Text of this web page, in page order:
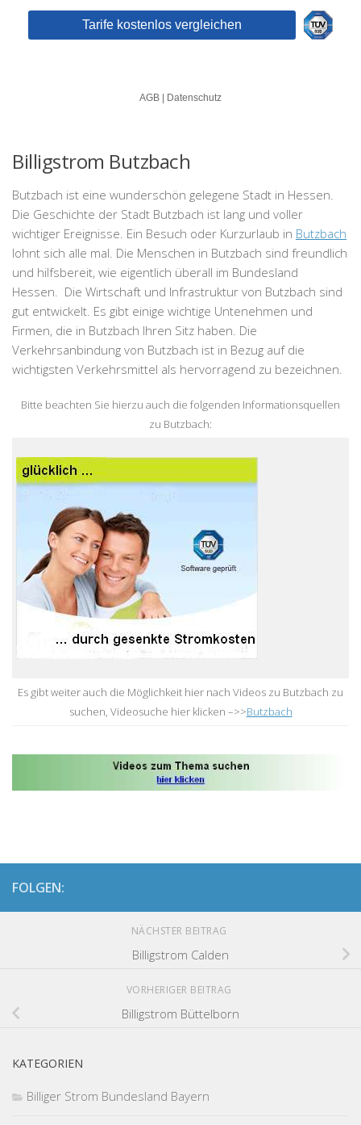
Billigstrom Butzbach
Butzbach ist eine wunderschön gelegene Stadt in Hessen.
Die Geschichte der Stadt Butzbach ist lang und voller
wichtiger Ereignisse. Ein Besuch oder Kurzurlaub in Butzbach
lohnt sich alle mal. Die Menschen in Butzbach sind freundlich
und hilfsbereit, wie eigentlich überall im Bundesland
Hessen. Die Wirtschaft und Infrastruktur von Butzbach sind
gut entwickelt. Es gibt einige wichtige Untenehmen und
Firmen, die in Butzbach Ihren Sitz haben. Die
Verkehrsanbindung von Butzbach ist in Bezug auf die
wichtigsten Verkehrsmittel als hervorragend zu bezeichnen.
Bitte beachten Sie hierzu auch die folgenden Informationsquellen
zu Butzbach:
Es gibt weiter auch die Möglichkeit hier nach Videos zu Butzbach zu
suchen, Videosuche hier klicken –>>Butzbach
FOLGEN:
NÄCHSTER BEITRAG
Billigstrom Calden
VORHERIGER BEITRAG
Billigstrom Büttelborn
KATEGORIEN
Billiger Strom Bundesland Bayern